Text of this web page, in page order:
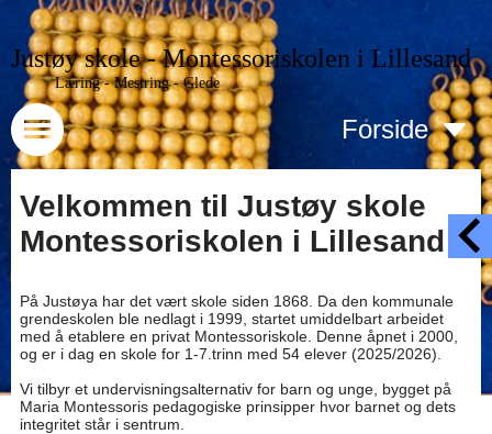
Justøy skole - Montessoriskolen i Lillesand
Læring - Mestring - Glede
Forside
Velkommen til Justøy skole
Montessoriskolen i Lillesand
På Justøya har det vært skole siden 1868. Da den kommunale
grendeskolen ble nedlagt i 1999, startet umiddelbart arbeidet
med å etablere en privat Montessoriskole. Denne åpnet i 2000,
og er i dag en skole for 1-7.trinn med 54 elever (2025/2026).
Vi tilbyr et undervisningsalternativ for barn og unge, bygget på
Maria Montessoris pedagogiske prinsipper hvor barnet og dets
integritet står i sentrum.